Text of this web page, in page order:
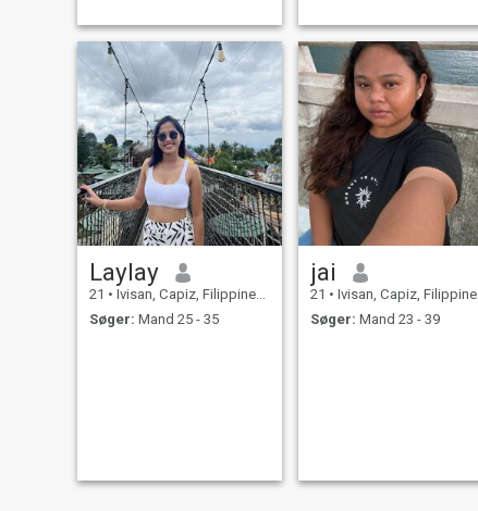
Laylay
21 • Ivisan, Capiz, Filippinerne
Søger: Mand 25 - 35
jai
21 • Ivisan, Capiz, Filippinerne
Søger: Mand 23 - 39